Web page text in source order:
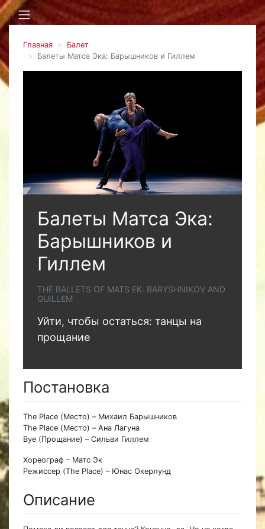
Главная
Балет
Балеты Матса Эка: Барышников и Гиллем
Балеты Матса Эка:
Барышников и
Гиллем
THE BALLETS OF MATS EK: BARYSHNIKOV AND
GUILLEM
Уйти, чтобы остаться: танцы на
прощание
Постановка
The Place (Место) – Михаил Барышников
The Place (Место) – Ана Лагуна
Bye (Прощание) – Сильви Гиллем
Хореограф – Матс Эк
Режиссер (The Place) – Юнас Окерлунд
Описание